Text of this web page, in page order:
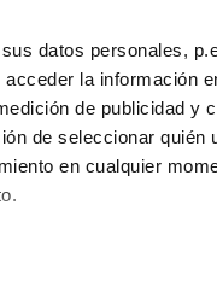
datos personales,
la información
de publicidad y
de seleccionar quién
en cualquier